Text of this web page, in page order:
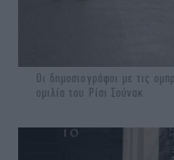
Οι δημοσιογράφοι με τις
ομιλία του Ρίσι Σούνακ